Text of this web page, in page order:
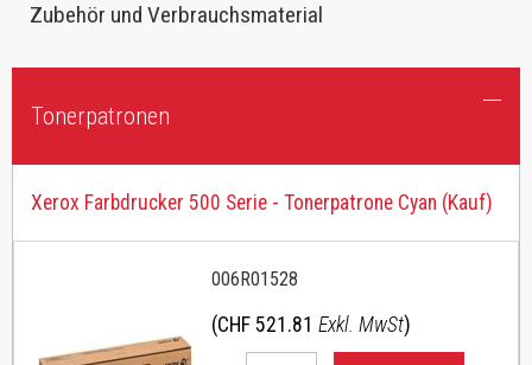
Zubehör und Verbrauchsmaterial
Tonerpatronen
Xerox Farbdrucker 500 Serie - Tonerpatrone Cyan (Kauf)
006R01528
(CHF 521.81 Exkl. MwSt)